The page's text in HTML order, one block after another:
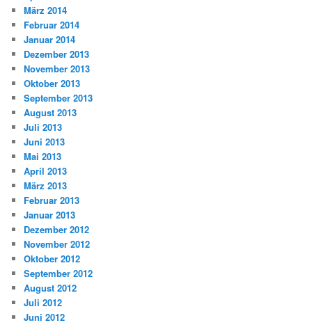
März 2014
Februar 2014
Januar 2014
Dezember 2013
November 2013
Oktober 2013
September 2013
August 2013
Juli 2013
Juni 2013
Mai 2013
April 2013
März 2013
Februar 2013
Januar 2013
Dezember 2012
November 2012
Oktober 2012
September 2012
August 2012
Juli 2012
Juni 2012